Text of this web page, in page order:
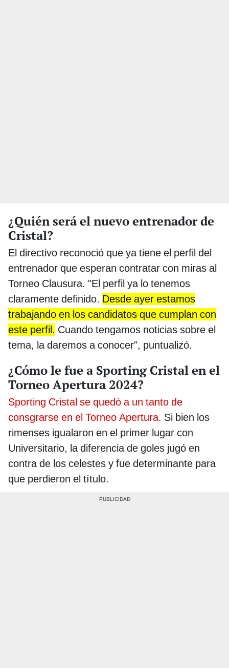
¿Quién será el nuevo entrenador de
Cristal?
El directivo reconoció que ya tiene el perfil del
entrenador que esperan contratar con miras al
Torneo Clausura. "El perfil ya lo tenemos
claramente definido. Desde ayer estamos
trabajando en los candidatos que cumplan con
este perfil. Cuando tengamos noticias sobre el
tema, la daremos a conocer", puntualizó.
¿Cómo le fue a Sporting Cristal en el
Torneo Apertura 2024?
Sporting Cristal se quedó a un tanto de
consgrarse en el Torneo Apertura. Si bien los
rimenses igualaron en el primer lugar con
Universitario, la diferencia de goles jugó en
contra de los celestes y fue determinante para
que perdieron el título.